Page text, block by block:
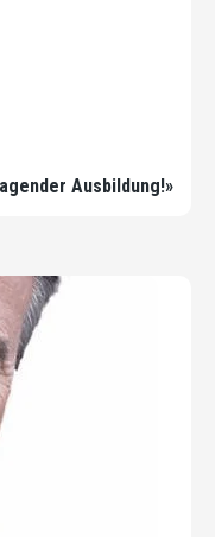
Ausbildung!»